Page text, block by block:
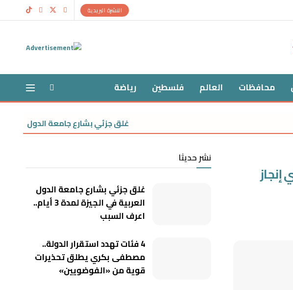
النشرة البريدية
محافظات العالم فلسطين رياضة
غلق جزئي بشارع جامعة الدول العربية في الجيزة لمدة 3
نشر حديثا
غلق جزئي بشارع جامعة الدول
العربية في الجيزة لمدة 3 أيام..
اعرف السبب
4 فئات تهدد استقرار الدولة..
مصطفى بكري يطلق تحذيرات
قوية من «الفوضويين»